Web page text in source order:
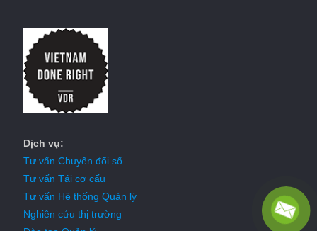
Dịch vụ:
Tư vấn Chuyển đổi số
Tư vấn Tái cơ cấu
Tư vấn Hệ thống Quản lý
Nghiên cứu thị trường